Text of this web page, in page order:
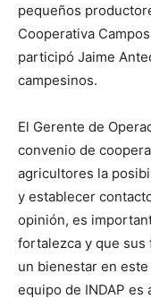
pequeños
Cooperativa
participó Jaime
campesinos.
El Gerente de
convenio de
agricultores la
y establecer
opinión, es
fortalezca y que sus
un bienestar en
equipo de INDAP